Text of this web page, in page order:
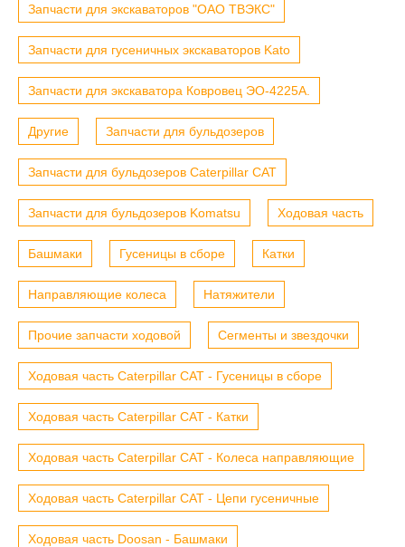
Запчасти для экскаваторов "ОАО ТВЭКС"
Запчасти для гусеничных экскаваторов Kato
Запчасти для экскаватора Ковровец ЭО-4225А.
Другие Запчасти для бульдозеров
Запчасти для бульдозеров Caterpillar CAT
Запчасти для бульдозеров Komatsu Ходовая часть
Башмаки Гусеницы в сборе Катки
Направляющие колеса Натяжители
Прочие запчасти ходовой Сегменты и звездочки
Ходовая часть Caterpillar CAT - Гусеницы в сборе
Ходовая часть Caterpillar CAT - Катки
Ходовая часть Caterpillar CAT - Колеса направляющие
Ходовая часть Caterpillar CAT - Цепи гусеничные
Ходовая часть Doosan - Башмаки